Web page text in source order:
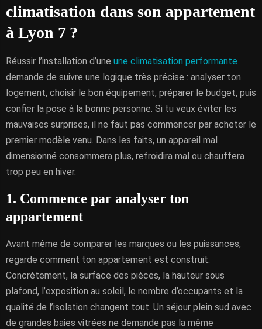
climatisation dans son appartement
à Lyon 7 ?
Réussir l’installation d’une une climatisation performante
demande de suivre une logique très précise : analyser ton
logement, choisir le bon équipement, préparer le budget, puis
confier la pose à la bonne personne. Si tu veux éviter les
mauvaises surprises, il ne faut pas commencer par acheter le
premier modèle venu. Dans les faits, un appareil mal
dimensionné consommera plus, refroidira mal ou chauffera
trop peu en hiver.
1. Commence par analyser ton
appartement
Avant même de comparer les marques ou les puissances,
regarde comment ton appartement est construit.
Concrètement, la surface des pièces, la hauteur sous
plafond, l’exposition au soleil, le nombre d’occupants et la
qualité de l’isolation changent tout. Un séjour plein sud avec
de grandes baies vitrées ne demande pas la même